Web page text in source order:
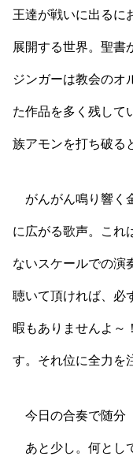
王達が戦いに出るに
展開する世界。聖書
ジンガーは教会のオ
た作品を多く残して
族アモンを打ち破る
がんがん鳴り響く
に広がる歌声。これ
ないスケールでの演
聴いて頂ければ、必
暇もありませんよ～
す。それ位に全力を
今日の合奏で随分
あと少し。何とし